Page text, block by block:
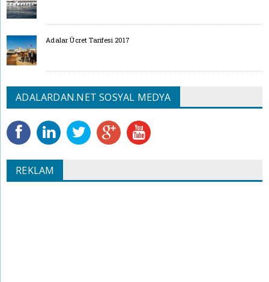
Adalar Ücret Tarifesi 2017
ADALARDAN.NET SOSYAL MEDYA
REKLAM